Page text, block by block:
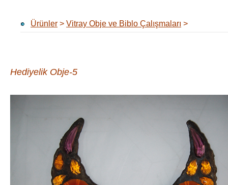
Ürünler > Vitray Obje ve Biblo Çalışmaları >
Hediyelik Obje-5